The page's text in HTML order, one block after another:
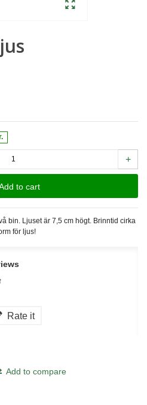
+
to cart
bin. Ljuset är 7,5 cm högt. Brinntid cirka
för ljus!
Rate it
Add to compare